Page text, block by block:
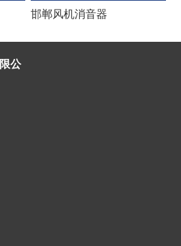
邯郸风机消音器
公